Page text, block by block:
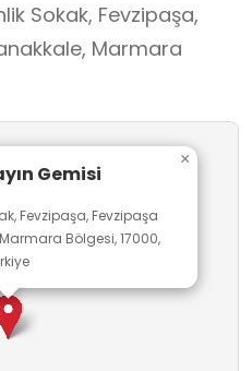
ana limanı olan
iskelenin
liman şehirlerine de
açılmaktadır.
Sokak, Fevzipaşa,
Marmara
Gemisi
Fevzipaşa, Fevzipaşa
Bölgesi, 17000,
×